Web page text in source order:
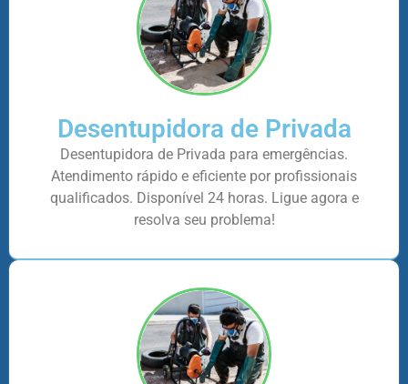
Desentupidora de Privada
Desentupidora de Privada para emergências.
Atendimento rápido e eficiente por profissionais
qualificados. Disponível 24 horas. Ligue agora e
resolva seu problema!